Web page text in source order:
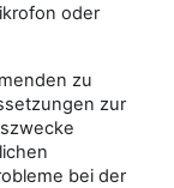
oder
zu
zur
bei der